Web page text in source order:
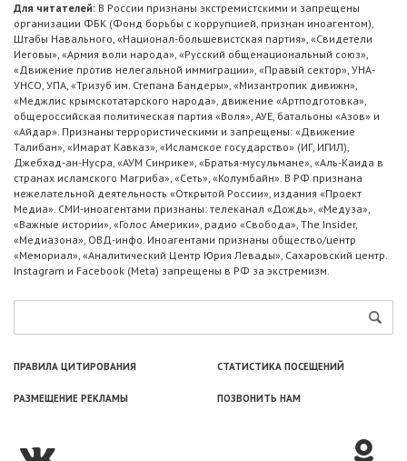
Для читателей: В России признаны экстремистскими и запрещены
организации ФБК (Фонд борьбы с коррупцией, признан иноагентом),
Штабы Навального, «Национал-большевистская партия», «Свидетели
Иеговы», «Армия воли народа», «Русский общенациональный союз»,
«Движение против нелегальной иммиграции», «Правый сектор», УНА-
УНСО, УПА, «Тризуб им. Степана Бандеры», «Мизантропик дивижн»,
«Меджлис крымскотатарского народа», движение «Артподготовка»,
общероссийская политическая партия «Воля», АУЕ, батальоны «Азов» и
«Айдар». Признаны террористическими и запрещены: «Движение
Талибан», «Имарат Кавказ», «Исламское государство» (ИГ, ИГИЛ),
Джебхад-ан-Нусра, «АУМ Синрике», «Братья-мусульмане», «Аль-Каида в
странах исламского Магриба», «Сеть», «Колумбайн». В РФ признана
нежелательной деятельность «Открытой России», издания «Проект
Медиа». СМИ-иноагентами признаны: телеканал «Дождь», «Медуза»,
«Важные истории», «Голос Америки», радио «Свобода», The Insider,
«Медиазона», ОВД-инфо. Иноагентами признаны общество/центр
«Мемориал», «Аналитический Центр Юрия Левады», Сахаровский центр.
Instagram и Facebook (Metа) запрещены в РФ за экстремизм.
ПРАВИЛА ЦИТИРОВАНИЯ СТАТИСТИКА ПОСЕЩЕНИЙ
РАЗМЕЩЕНИЕ РЕКЛАМЫ ПОЗВОНИТЬ НАМ